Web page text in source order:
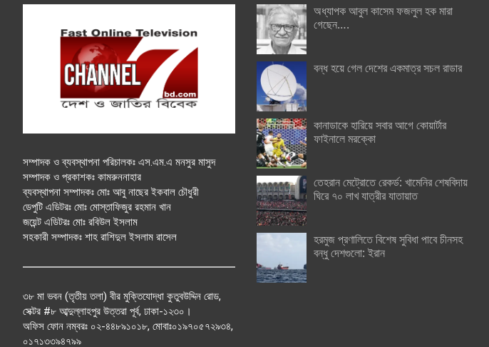
সম্পাদক ও ব্যবস্থাপনা পরিচালকঃ এস.এম.এ মনসুর মাসুদ
সম্পাদক ও প্রকাশকঃ কামরুননাহার
ব্যবস্থাপনা সম্পাদকঃ মোঃ আবু নাছের ইকবাল চৌধুরী
ডেপুটি এডিটরঃ মোঃ মোস্তাফিজুর রহমান খান
জয়েন্ট এডিটরঃ মোঃ রবিউল ইসলাম
সহকারী সম্পাদকঃ শাহ রাশিদুল ইসলাম রাসেল
৩৮ মা ভবন (তৃতীয় তলা) বীর মুক্তিযোদ্ধা কুতুবউদ্দিন রোড,
সেক্টর #৮ আব্দুল্লাহপুর উত্তরা পূর্ব, ঢাকা-১২৩০।
অফিস ফোন নম্বরঃ ০২-৪৪৮৯১০১৮, মোবাঃ০১৯৭০৫৭২৯৩৪,
০১৭১৩৩৯৪৭৯৯
অধ্যাপক আবুল কাসেম ফজলুল হক মারা
গেছেন….
বন্ধ হয়ে গেল দেশের একমাত্র সচল রাডার
কানাডাকে হারিয়ে সবার আগে কোয়ার্টার
ফাইনালে মরক্কো
তেহরান মেট্রোতে রেকর্ড: খামেনির শেষবিদায়
ঘিরে ৭০ লাখ যাত্রীর যাতায়াত
হরমুজ প্রণালিতে বিশেষ সুবিধা পাবে চীনসহ
বন্ধু দেশগুলো: ইরান